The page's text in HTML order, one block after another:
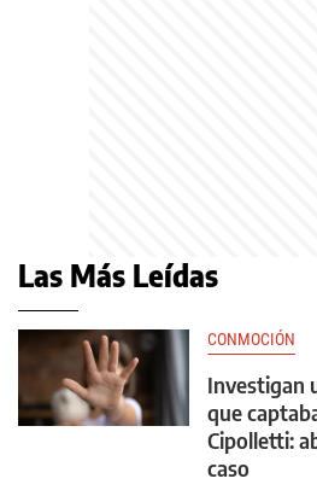
Las Más Leídas
CONMOCIÓN
Investigan
que
Cipolletti:
caso